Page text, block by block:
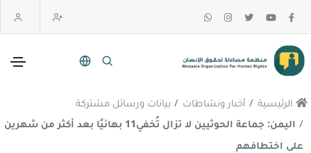
الرئيسية أخبار ونشاطات بيانات ورسائل مشتركة
اليمن: جماعة الحوثيين لا تزال تُخفي11 بهائيًا بعد أكثر من شهرين
على اختطافهم